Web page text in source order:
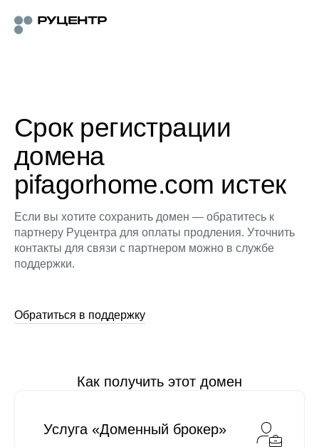
Срок регистрации
домена
pifagorhome.com истек
Если вы хотите сохранить домен — обратитесь к
партнеру Руцентра для оплаты продления. Уточнить
контакты для связи с партнером можно в службе
поддержки.
Обратиться в поддержку
Как получить этот домен
Услуга «Доменный брокер»